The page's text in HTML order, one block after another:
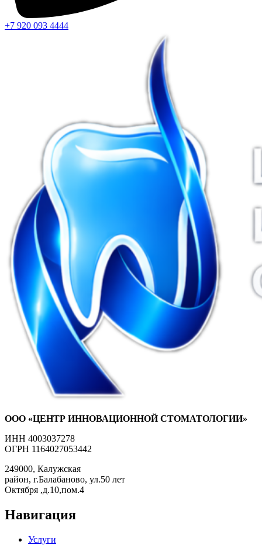
+7 920 093 4444
ООО «ЦЕНТР ИННОВАЦИОННОЙ СТОМАТОЛОГИИ»
ИНН 4003037278
ОГРН 1164027053442
249000, Калужская
район, г.Балабаново, ул.50 лет
Октября ,д.10,пом.4
Навигация
Услуги